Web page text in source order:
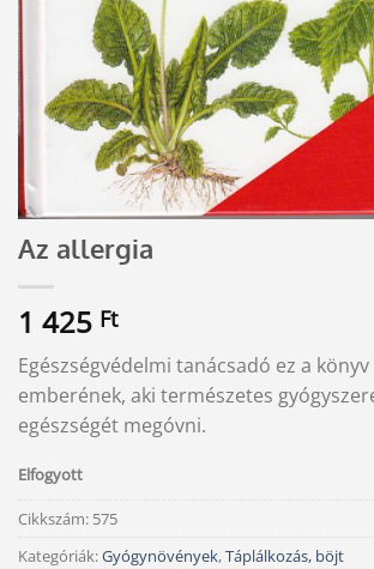
Az allergia
1 425 Ft
Egészségvédelmi tanácsadó ez a
emberének, aki természetes
egészségét megóvni.
Elfogyott
Cikkszám: 575
Kategóriák:Gyógynövények,Táplálkozás, böjt